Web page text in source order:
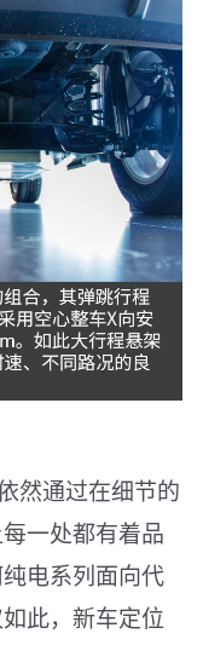
然通过在细节的
一处都有着品
电系列面向代
此，新车定位